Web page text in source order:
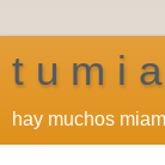
t u m i
hay muchos